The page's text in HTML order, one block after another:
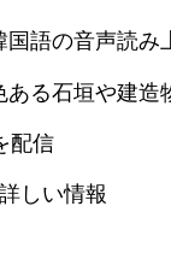
国語の音声読み
る石垣や建
配信
しい情報